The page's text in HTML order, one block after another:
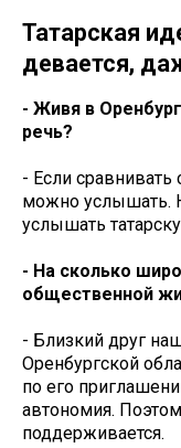
Татарская
девается,
- Живя в
речь?
- Если сравнивать
можно услышать.
услышать
- На сколько
общественной
- Близкий друг
Оренбургской
по его
автономия.
поддерживается.